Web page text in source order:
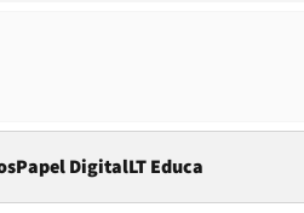
Papel DigitalOpens in new window
LT Educa